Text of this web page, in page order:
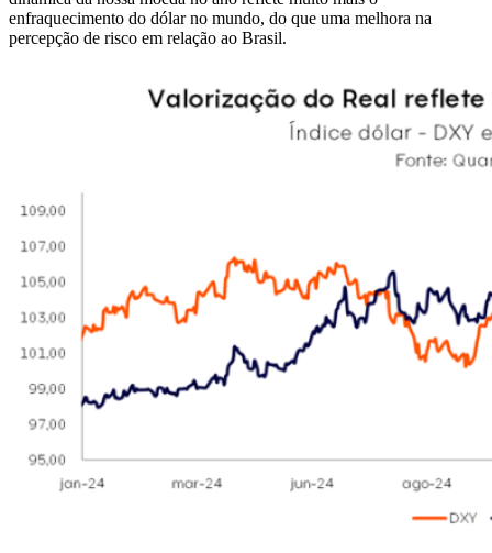
enfraquecimento do dólar no mundo, do que uma melhora na
percepção de risco em relação ao Brasil.